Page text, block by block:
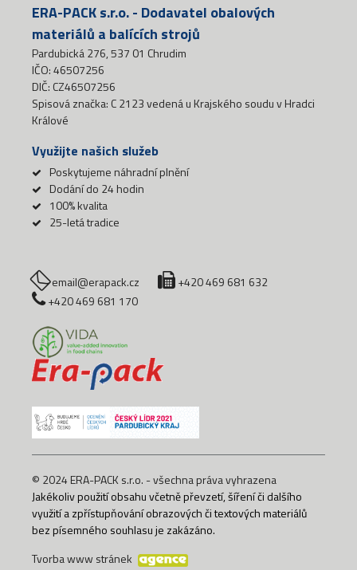
ERA-PACK s.r.o. - Dodavatel obalových
materiálů a balících strojů
Pardubická 276, 537 01 Chrudim
IČO: 46507256
DIČ: CZ46507256
Spisová značka: C 2123 vedená u Krajského soudu v Hradci
Králové
Využijte našich služeb
Poskytujeme náhradní plnění
Dodání do 24 hodin
100% kvalita
25-letá tradice
email@erapack.cz
+420 469 681 632
+420 469 681 170
© 2024 ERA-PACK s.r.o. - všechna práva vyhrazena
Jakékoliv použití obsahu včetně převzetí, šíření či dalšího
využití a zpřístupňování obrazových či textových materiálů
bez písemného souhlasu je zakázáno.
Tvorba www stránek